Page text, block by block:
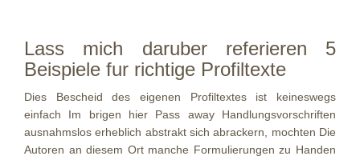
Lass mich daruber referieren 5
Beispiele fur richtige Profiltexte
Dies Bescheid des eigenen Profiltextes ist keineswegs
einfach Im brigen hier Pass away Handlungsvorschriften
ausnahmslos erheblich abstrakt sich abrackern, mochten Die
Autoren an diesem Ort manche Formulierungen zu Handen